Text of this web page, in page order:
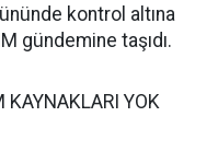
kontrol altına
gündemine taşıdı.
KAYNAKLARI YOK